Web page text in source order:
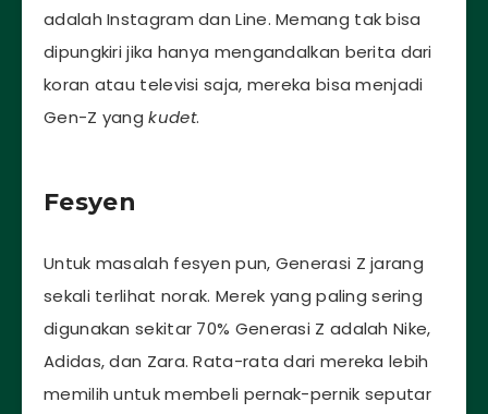
adalah Instagram dan Line. Memang tak bisa
dipungkiri jika hanya mengandalkan berita dari
koran atau televisi saja, mereka bisa menjadi
Gen-Z yangkudet.
Fesyen
Untuk masalah fesyen pun, Generasi Z jarang
sekali terlihat norak. Merek yang paling sering
digunakan sekitar 70% Generasi Z adalah Nike,
Adidas, dan Zara. Rata-rata dari mereka lebih
memilih untuk membeli pernak-pernik seputar